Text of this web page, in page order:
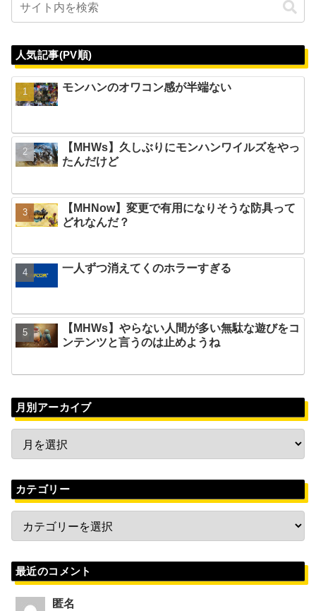
人気記事(PV順)
モンハンのオワコン感が半端ない
【MHWs】久しぶりにモンハンワイルズをやっ
たんだけど
【MHNow】変更で有用になりそうな防具って
どれなんだ？
一人ずつ消えてくのホラーすぎる
【MHWs】やらない人間が多い無駄な遊びをコ
ンテンツと言うのは止めようね
月別アーカイブ
カテゴリー
最近のコメント
匿名